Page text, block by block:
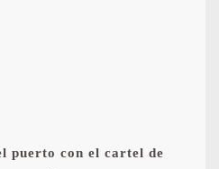
puerto con el cartel de